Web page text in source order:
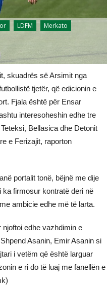
LDFM
Merkato
skuadrës së Arsimit nga
tjetër, që edicionin e
Fjala është për Ensar
interesoheshin edhe tre
Bellasica dhe Detonit
e Ferizajit, raporton
portalit tonë, bëjnë me dije
firmosur kontratë deri në
ambicie edhe më të larta.
edhe vazhdimin e
Asanin, Emir Asanin si
i vetëm që është larguar
e ri do të luaj me fanellën e